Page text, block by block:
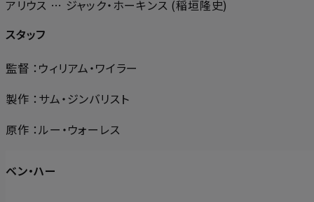
アリウス … ジャック・ホーキンス (稲垣隆史)
スタッフ
監督 ：ウィリアム・ワイラー
製作 ：サム・ジンバリスト
原作 ：ルー・ウォーレス
ベン・ハー